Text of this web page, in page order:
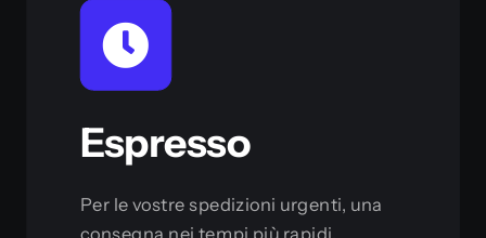
Espresso
Per le vostre spedizioni urgenti, una